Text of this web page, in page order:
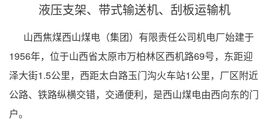
液压支架、带式输送机、刮板运输机
山西焦煤西山煤电（集团）有限责任公司机电厂始建于
1956年，位于山西省太原市万柏林区西机路69号，东距迎
泽大街1.5公里，西距太白路玉门沟火车站1公里，厂区附近
公路、铁路纵横交错，交通便利，是西山煤电由西向东的门
户。